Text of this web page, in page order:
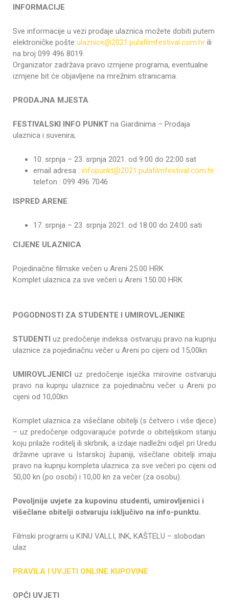
INFORMACIJE
Sve informacije u vezi prodaje ulaznica možete dobiti putem
elektroničke pošte ulaznice@2021.pulafilmfestival.com.hr ili
na broj 099 496 8019.
Organizator zadržava pravo izmjene programa, eventualne
izmjene bit će objavljene na mrežnim stranicama.
PRODAJNA MJESTA
FESTIVALSKI INFO PUNKT na Giardinima – Prodaja
ulaznica i suvenira;
10. srpnja – 23. srpnja 2021. od 9:00 do 22:00 sat
email adresa : infopunkt@2021.pulafilmfestival.com.hr
telefon : 099 496 7046
ISPRED ARENE
17. srpnja – 23. srpnja 2021. od 18:00 do 24:00 sati
CIJENE ULAZNICA
Pojedinačne filmske večeri u Areni 25.00 HRK
Komplet ulaznica za sve večeri u Areni 150.00 HRK
POGODNOSTI ZA STUDENTE I UMIROVLJENIKE
STUDENTI uz predočenje indeksa ostvaruju pravo na kupnju
ulaznice za pojedinačnu večer u Areni po cijeni od 15,00kn
UMIROVLJENICI uz predočenje isječka mirovine ostvaruju
pravo na kupnju ulaznice za pojedinačnu večer u Areni po
cijeni od 10,00kn
Komplet ulaznica za višečlane obitelji (s četvero i više djece)
– uz predočenje odgovarajuće potvrde o obiteljskom stanju
koju prilaže roditelj ili skrbnik, a izdaje nadležni odjel pri Uredu
državne uprave u Istarskoj županiji, višečlane obitelji imaju
pravo na kupnju kompleta ulaznica za sve večeri po cijeni od
50,00 kn (po osobi) i 10,00 kn za večer (za osobu).
Povoljnije uvjete za kupovinu studenti, umirovljenici i
višečlane obitelji ostvaruju isključivo na info-punktu.
Filmski programi u KINU VALLI, INK, KAŠTELU – slobodan
ulaz
PRAVILA I UVJETI ONLINE KUPOVINE
OPĆI UVJETI